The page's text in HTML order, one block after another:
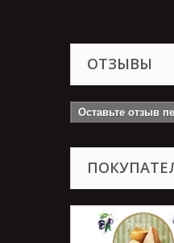
ОТЗЫВЫ
Оставьте отзыв